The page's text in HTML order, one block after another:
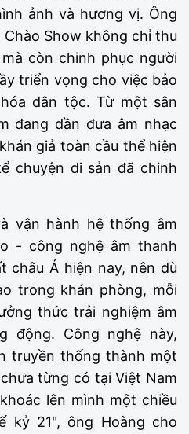
ảnh và hương vị. Ông
Show không chỉ thu
còn chinh phục người
triển vọng cho việc bảo
dân tộc. Từ một sân
đang dần đưa âm nhạc
giả toàn cầu thể hiện
chuyện di sản đã chinh
vận hành hệ thống âm
- công nghệ âm thanh
châu Á hiện nay, nên dù
trong khán phòng, mỗi
thức trải nghiệm âm
động. Công nghệ này,
truyền thống thành một
từng có tại Việt Nam
lên mình một chiều
kỷ 21", ông Hoàng cho